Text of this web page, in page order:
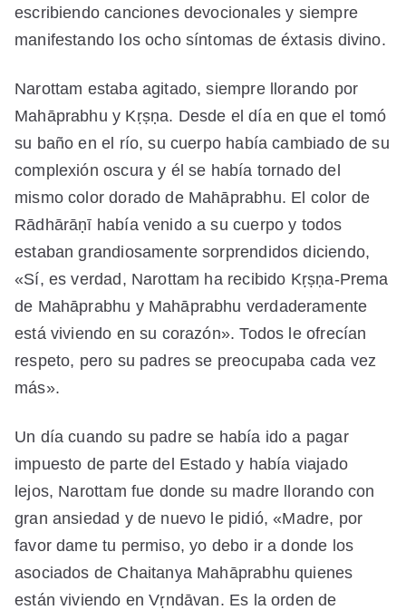
escribiendo canciones devocionales y siempre
manifestando los ocho síntomas de éxtasis divino.
Narottam estaba agitado, siempre llorando por
Mahāprabhu y Kṛṣṇa. Desde el día en que el tomó
su baño en el río, su cuerpo había cambiado de su
complexión oscura y él se había tornado del
mismo color dorado de Mahāprabhu. El color de
Rādhārāṇī había venido a su cuerpo y todos
estaban grandiosamente sorprendidos diciendo,
«Sí, es verdad, Narottam ha recibido Kṛṣṇa-Prema
de Mahāprabhu y Mahāprabhu verdaderamente
está viviendo en su corazón». Todos le ofrecían
respeto, pero su padres se preocupaba cada vez
más».
Un día cuando su padre se había ido a pagar
impuesto de parte del Estado y había viajado
lejos, Narottam fue donde su madre llorando con
gran ansiedad y de nuevo le pidió, «Madre, por
favor dame tu permiso, yo debo ir a donde los
asociados de Chaitanya Mahāprabhu quienes
están viviendo en Vṛndāvan. Es la orden de